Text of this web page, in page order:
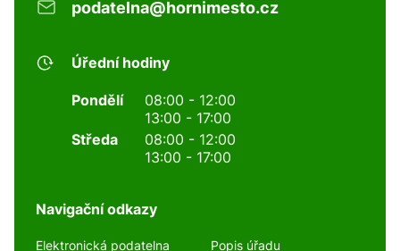
podatelna@hornimesto.cz
Úřední hodiny
Pondělí
08:00 - 12:00
13:00 - 17:00
Středa
08:00 - 12:00
13:00 - 17:00
Navigační odkazy
Elektronická podatelna Popis úřadu